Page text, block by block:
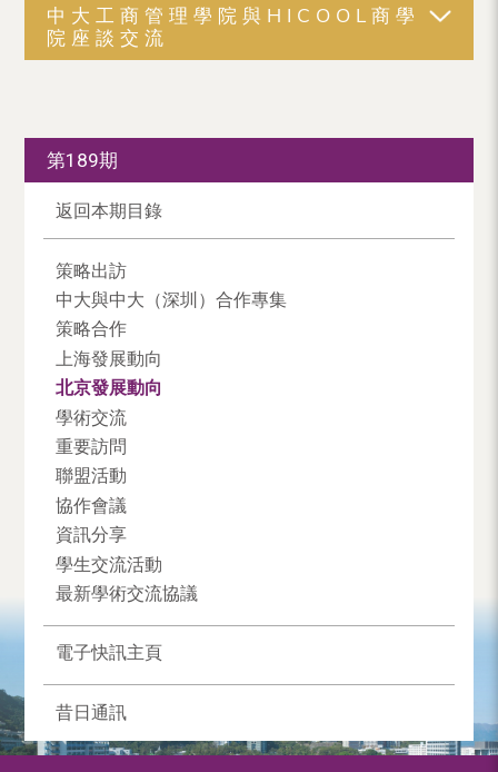
中大工商管理學院與HICOOL商學
院座談交流
第189期
返回本期目錄
策略出訪
中大與中大（深圳）合作專集
策略合作
上海發展動向
北京發展動向
學術交流
重要訪問
聯盟活動
協作會議
資訊分享
學生交流活動
最新學術交流協議
電子快訊主頁
昔日通訊